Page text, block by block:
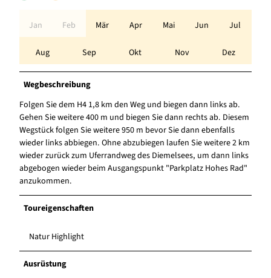
Jan Feb Mär Apr Mai Jun Jul
Aug Sep Okt Nov Dez
Wegbeschreibung
Folgen Sie dem H4 1,8 km den Weg und biegen dann links ab.
Gehen Sie weitere 400 m und biegen Sie dann rechts ab. Diesem
Wegstück folgen Sie weitere 950 m bevor Sie dann ebenfalls
wieder links abbiegen. Ohne abzubiegen laufen Sie weitere 2 km
wieder zurück zum Uferrandweg des Diemelsees, um dann links
abgebogen wieder beim Ausgangspunkt "Parkplatz Hohes Rad"
anzukommen.
Toureigenschaften
Natur Highlight
Ausrüstung